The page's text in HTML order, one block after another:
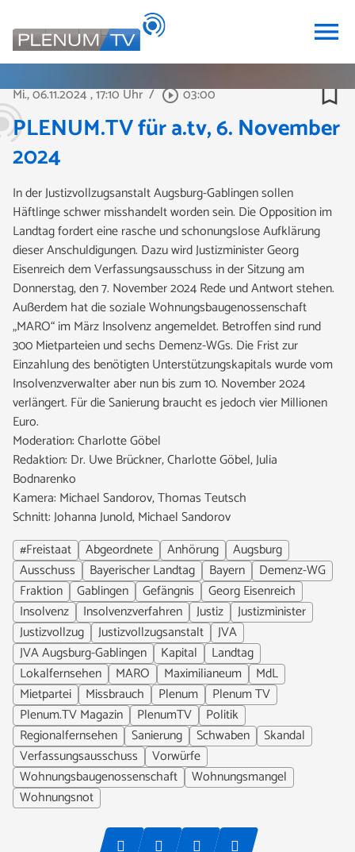
menu
Mi., 06.11.2024, 17:10 Uhr / play_circle_outline03:00 bookmark_border
PLENUM.TV für a.tv, 6. November
2024
In der Justizvollzugsanstalt Augsburg-Gablingen sollen
Häftlinge schwer misshandelt worden sein. Die Opposition im
Landtag fordert eine rasche und schonungslose Aufklärung
dieser Anschuldigungen. Dazu wird Justizminister Georg
Eisenreich dem Verfassungsausschuss in der Sitzung am
Donnerstag, den 7. November 2024 Rede und Antwort stehen.
Außerdem hat die soziale Wohnungsbaugenossenschaft
„MARO“ im März Insolvenz angemeldet. Betroffen sind rund
300 Mietparteien und sechs Demenz-WGs. Die Frist zur
Einzahlung des benötigten Unterstützungskapitals wurde vom
Insolvenzverwalter aber nun bis zum 10. November 2024
verlängert. Für die Sanierung braucht es jedoch vier Millionen
Euro.
Moderation: Charlotte Göbel
Redaktion: Dr. Uwe Brückner, Charlotte Göbel, Julia
Bodnarenko
Kamera: Michael Sandorov, Thomas Teutsch
Schnitt: Johanna Junold, Michael Sandorov
#Freistaat
Abgeordnete Anhörung
Augsburg
Ausschuss
Bayerischer Landtag Bayern
Demenz-WG
Fraktion
Gablingen Gefängnis
Georg Eisenreich
Insolvenz
Insolvenzverfahren Justiz
Justizminister
Justizvollzug
Justizvollzugsanstalt
JVA
JVA Augsburg-Gablingen
Kapital
Landtag
Lokalfernsehen
MARO Maximilianeum
MdL
Mietpartei
Missbrauch Plenum
Plenum TV
Plenum.TV Magazin
PlenumTV
Politik
Regionalfernsehen
Sanierung Schwaben
Skandal
Verfassungsausschuss
Vorwürfe
Wohnungsbaugenossenschaft
Wohnungsmangel
Wohnungsnot